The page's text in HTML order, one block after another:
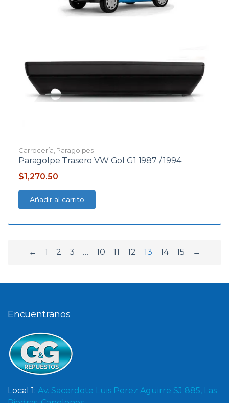
Carrocería Paragolpes
Paragolpe Trasero VW Gol G1 1987 / 1994
$1,270.50
Añadir al carrito
← 1 2 3 … 10 11 12 13 14 15 →
Encuentranos
Local 1: Av. Sacerdote Luis Perez Aguirre SJ 885, Las